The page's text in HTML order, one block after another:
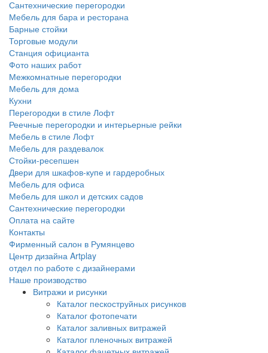
Сантехнические перегородки
Мебель для бара и ресторана
Барные стойки
Торговые модули
Станция официанта
Фото наших работ
Межкомнатные перегородки
Мебель для дома
Кухни
Перегородки в стиле Лофт
Реечные перегородки и интерьерные рейки
Мебель в стиле Лофт
Мебель для раздевалок
Стойки-ресепшен
Двери для шкафов-купе и гардеробных
Мебель для офиса
Мебель для школ и детских садов
Сантехнические перегородки
Оплата на сайте
Контакты
Фирменный салон в Румянцево
Центр дизайна Artplay
отдел по работе с дизайнерами
Наше производство
Витражи и рисунки
Каталог пескоструйных рисунков
Каталог фотопечати
Каталог заливных витражей
Каталог пленочных витражей